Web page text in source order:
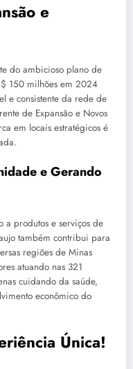
e
do ambicioso plano de
150 milhões em 2024
e consistente da rede de
de Expansão e Novos
em locais estratégicos é
e Gerando
a produtos e serviços de
também contribui para
regiões de Minas
atuando nas 321
cuidando da saúde,
econômico do
Única!